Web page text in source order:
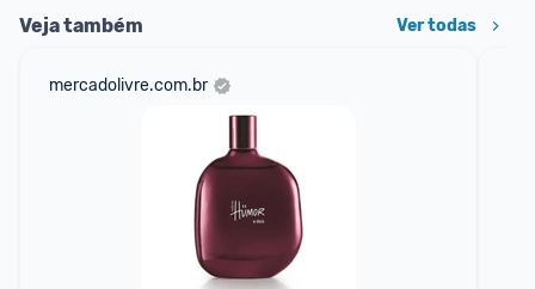
Veja também Ver todas
mercadolivre.com.br